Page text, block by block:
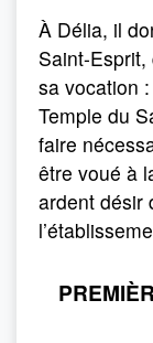
À Délia, il
Saint-Esprit,
sa vocation
Temple du
faire
être voué à
ardent désir